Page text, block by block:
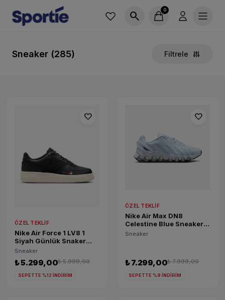
search 0
Sneaker (285) Filtrele
favorite
ÖZEL TEKLIF
Nike Air Force 1 LV8 1
Siyah Günlük Snaker
HQ1907-001
Sneaker
₺ 5.299,00₺ 5.999,00
SEPETTE %12 İNDİRİM
favorite
ÖZEL TEKLIF
Nike Air Max DN8
Celestine Blue Sneaker
HF5509-401
Sneaker
₺ 7.299,00₺ 7.999,00
SEPETTE %9 İNDİRİM